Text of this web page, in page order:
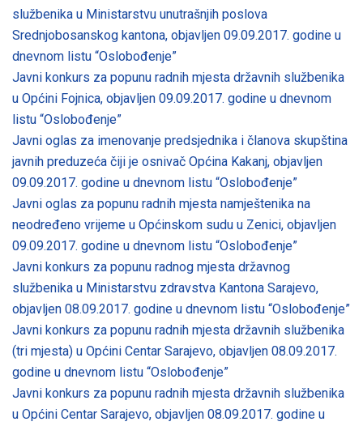
službenika u Ministarstvu unutrašnjih poslova
Srednjobosanskog kantona, objavljen 09.09.2017. godine u
dnevnom listu “Oslobođenje”
Javni konkurs za popunu radnih mjesta državnih službenika
u Općini Fojnica, objavljen 09.09.2017. godine u dnevnom
listu “Oslobođenje”
Javni oglas za imenovanje predsjednika i članova skupština
javnih preduzeća čiji je osnivač Općina Kakanj, objavljen
09.09.2017. godine u dnevnom listu “Oslobođenje”
Javni oglas za popunu radnih mjesta namještenika na
neodređeno vrijeme u Općinskom sudu u Zenici, objavljen
09.09.2017. godine u dnevnom listu “Oslobođenje”
Javni konkurs za popunu radnog mjesta državnog
službenika u Ministarstvu zdravstva Kantona Sarajevo,
objavljen 08.09.2017. godine u dnevnom listu “Oslobođenje”
Javni konkurs za popunu radnih mjesta državnih službenika
(tri mjesta) u Općini Centar Sarajevo, objavljen 08.09.2017.
godine u dnevnom listu “Oslobođenje”
Javni konkurs za popunu radnih mjesta državnih službenika
u Općini Centar Sarajevo, objavljen 08.09.2017. godine u